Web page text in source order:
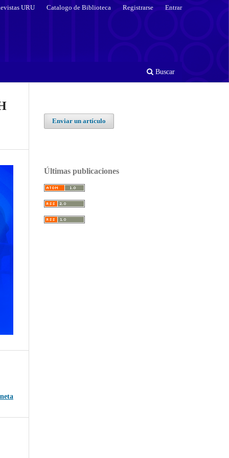
Buscar
URU Catalogo de Biblioteca Registrarse Entrar
Enviar un artículo
Últimas publicaciones